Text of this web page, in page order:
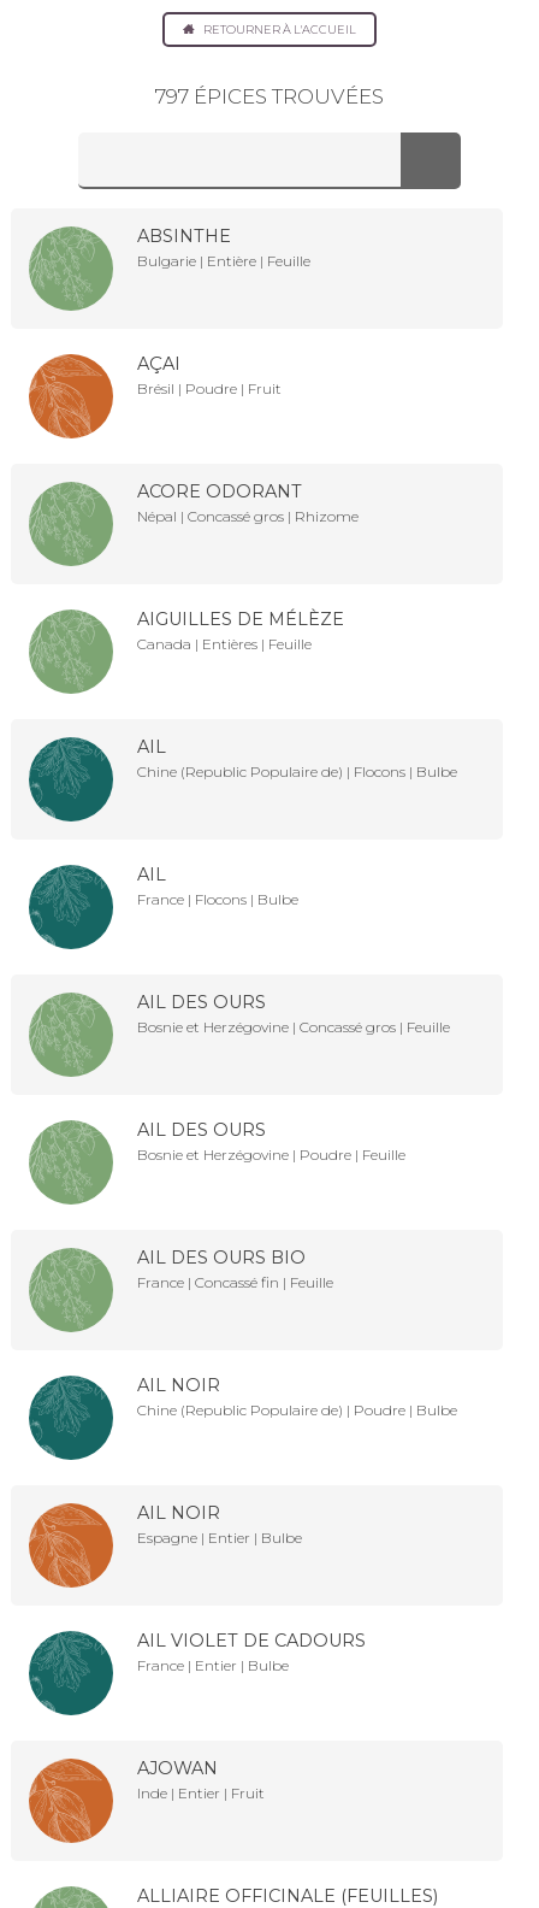
RETOURNER À L'ACCUEIL
797 ÉPICES TROUVÉES
ABSINTHE
Bulgarie | Entière | Feuille
AÇAI
Brésil | Poudre | Fruit
ACORE ODORANT
Népal | Concassé gros | Rhizome
AIGUILLES DE MÉLÈZE
Canada | Entières | Feuille
AIL
Chine (Republic Populaire de) | Flocons | Bulbe
AIL
France | Flocons | Bulbe
AIL DES OURS
Bosnie et Herzégovine | Concassé gros | Feuille
AIL DES OURS
Bosnie et Herzégovine | Poudre | Feuille
AIL DES OURS BIO
France | Concassé fin | Feuille
AIL NOIR
Chine (Republic Populaire de) | Poudre | Bulbe
AIL NOIR
Espagne | Entier | Bulbe
AIL VIOLET DE CADOURS
France | Entier | Bulbe
AJOWAN
Inde | Entier | Fruit
ALLIAIRE OFFICINALE (FEUILLES)